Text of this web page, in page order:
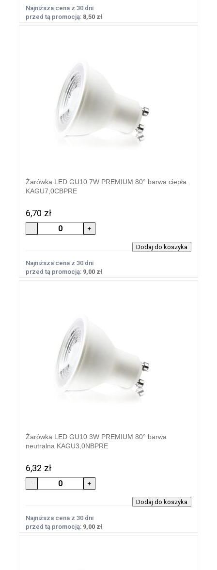
Najniższa cena z 30 dni
przed tą promocją: 8,50 zł
Żarówka LED GU10 7W PREMIUM 80° barwa ciepła
KAGU7,0CBPRE
6,70 zł
Najniższa cena z 30 dni
przed tą promocją: 9,00 zł
Żarówka LED GU10 3W PREMIUM 80° barwa
neutralna KAGU3,0NBPRE
6,32 zł
Najniższa cena z 30 dni
przed tą promocją: 9,00 zł